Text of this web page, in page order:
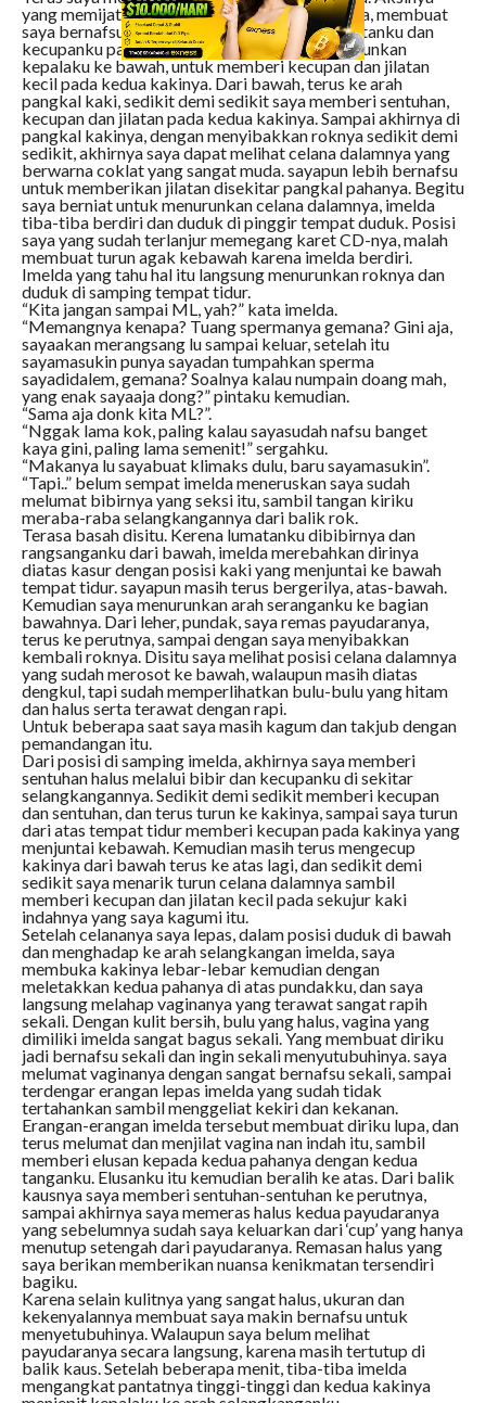
yang memijat nikmat penisku dari dalam celana, membuat
saya bernafsu sekali. sayapun menyudahi lumatanku dan
kecupanku pada lehernya, dan langsung menurunkan
kepalaku ke bawah, untuk memberi kecupan dan jilatan
kecil pada kedua kakinya. Dari bawah, terus ke arah
pangkal kaki, sedikit demi sedikit saya memberi sentuhan,
kecupan dan jilatan pada kedua kakinya. Sampai akhirnya di
pangkal kakinya, dengan menyibakkan roknya sedikit demi
sedikit, akhirnya saya dapat melihat celana dalamnya yang
berwarna coklat yang sangat muda. sayapun lebih bernafsu
untuk memberikan jilatan disekitar pangkal pahanya. Begitu
saya berniat untuk menurunkan celana dalamnya, imelda
tiba-tiba berdiri dan duduk di pinggir tempat duduk. Posisi
saya yang sudah terlanjur memegang karet CD-nya, malah
membuat turun agak kebawah karena imelda berdiri.
Imelda yang tahu hal itu langsung menurunkan roknya dan
duduk di samping tempat tidur.
“Kita jangan sampai ML, yah?” kata imelda.
“Memangnya kenapa? Tuang spermanya gemana? Gini aja,
sayaakan merangsang lu sampai keluar, setelah itu
sayamasukin punya sayadan tumpahkan sperma
sayadidalem, gemana? Soalnya kalau numpain doang mah,
yang enak sayaaja dong?” pintaku kemudian.
“Sama aja donk kita ML?”.
“Nggak lama kok, paling kalau sayasudah nafsu banget
kaya gini, paling lama semenit!” sergahku.
“Makanya lu sayabuat klimaks dulu, baru sayamasukin”.
“Tapi..” belum sempat imelda meneruskan saya sudah
melumat bibirnya yang seksi itu, sambil tangan kiriku
meraba-raba selangkangannya dari balik rok.
Terasa basah disitu. Kerena lumatanku dibibirnya dan
rangsanganku dari bawah, imelda merebahkan dirinya
diatas kasur dengan posisi kaki yang menjuntai ke bawah
tempat tidur. sayapun masih terus bergerilya, atas-bawah.
Kemudian saya menurunkan arah seranganku ke bagian
bawahnya. Dari leher, pundak, saya remas payudaranya,
terus ke perutnya, sampai dengan saya menyibakkan
kembali roknya. Disitu saya melihat posisi celana dalamnya
yang sudah merosot ke bawah, walaupun masih diatas
dengkul, tapi sudah memperlihatkan bulu-bulu yang hitam
dan halus serta terawat dengan rapi.
Untuk beberapa saat saya masih kagum dan takjub dengan
pemandangan itu.
Dari posisi di samping imelda, akhirnya saya memberi
sentuhan halus melalui bibir dan kecupanku di sekitar
selangkangannya. Sedikit demi sedikit memberi kecupan
dan sentuhan, dan terus turun ke kakinya, sampai saya turun
dari atas tempat tidur memberi kecupan pada kakinya yang
menjuntai kebawah. Kemudian masih terus mengecup
kakinya dari bawah terus ke atas lagi, dan sedikit demi
sedikit saya menarik turun celana dalamnya sambil
memberi kecupan dan jilatan kecil pada sekujur kaki
indahnya yang saya kagumi itu.
Setelah celananya saya lepas, dalam posisi duduk di bawah
dan menghadap ke arah selangkangan imelda, saya
membuka kakinya lebar-lebar kemudian dengan
meletakkan kedua pahanya di atas pundakku, dan saya
langsung melahap vaginanya yang terawat sangat rapih
sekali. Dengan kulit bersih, bulu yang halus, vagina yang
dimiliki imelda sangat bagus sekali. Yang membuat diriku
jadi bernafsu sekali dan ingin sekali menyutubuhinya. saya
melumat vaginanya dengan sangat bernafsu sekali, sampai
terdengar erangan lepas imelda yang sudah tidak
tertahankan sambil menggeliat kekiri dan kekanan.
Erangan-erangan imelda tersebut membuat diriku lupa, dan
terus melumat dan menjilat vagina nan indah itu, sambil
memberi elusan kepada kedua pahanya dengan kedua
tanganku. Elusanku itu kemudian beralih ke atas. Dari balik
kausnya saya memberi sentuhan-sentuhan ke perutnya,
sampai akhirnya saya memeras halus kedua payudaranya
yang sebelumnya sudah saya keluarkan dari ‘cup’ yang hanya
menutup setengah dari payudaranya. Remasan halus yang
saya berikan memberikan nuansa kenikmatan tersendiri
bagiku.
Karena selain kulitnya yang sangat halus, ukuran dan
kekenyalannya membuat saya makin bernafsu untuk
menyetubuhinya. Walaupun saya belum melihat
payudaranya secara langsung, karena masih tertutup di
balik kaus. Setelah beberapa menit, tiba-tiba imelda
mengangkat pantatnya tinggi-tinggi dan kedua kakinya